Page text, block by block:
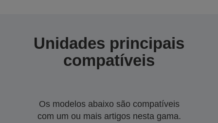
Unidades principais
compatíveis
Os modelos abaixo são compatíveis
com um ou mais artigos nesta gama.